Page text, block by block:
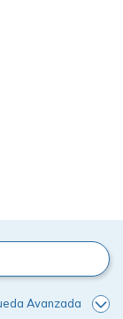
Avanzada